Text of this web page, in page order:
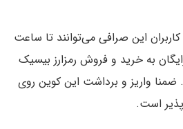
این صرافی می‌توانند تا ساعت
رایگان به خرید و فروش رمزارز بیسیک
ضمنا واریز و برداشت این کوین روی